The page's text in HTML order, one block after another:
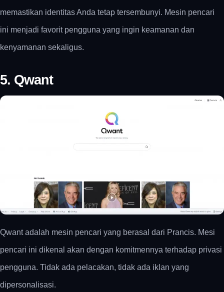
memastikan identitas Anda tetap tersembunyi. Mesin pencari
ini menjadi favorit pengguna yang ingin keamanan dan
kenyamanan sekaligus.
5. Qwant
Qwant adalah mesin pencari yang berasal dari Prancis. Mesi
pencari ini dikenal akan dengan komitmennya terhadap privasi
pengguna. Tidak ada pelacakan, tidak ada iklan yang
dipersonalisasi.